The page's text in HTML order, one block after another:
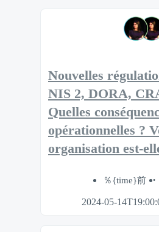
Nouvelles
NIS 2, DORA,
Quelles
opérationnelles ?
organisation est-
％{time}前
2024-05-